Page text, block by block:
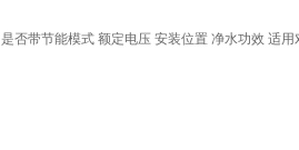
是否带节能模式 额定电压 安装位置 净水功效 适用